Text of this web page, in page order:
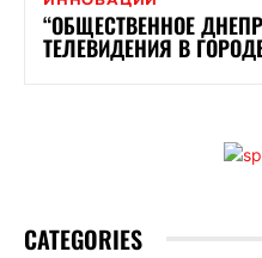
“ОБЩЕСТВЕННОЕ
ТЕЛЕВИДЕНИЯ В
CATEGORIES